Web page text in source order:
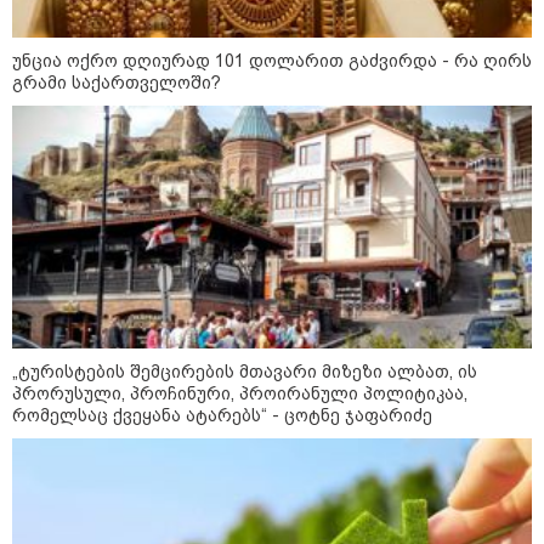
10:29 / 09-08-2026
"ვერასდროს ვიფიქრებდი, რომ
ჩვენი ცხოვრება შენთან ერთად
ასეთ არარომანტიკულ ფაზაში
ქორწინებიდან 18 წლის თავზე
ქმარს ემოციურ "პოსტს" უძღვნის
კატეგორიის ყველა სიახლე
მკითხველის რჩევით
უნცია ოქრო დღიურად 101 დოლარით გაძვირდა - რა ღირს
გრამი საქართველოში?
„ტურისტების შემცირების მთავარი მიზეზი ალბათ, ის
პრორუსული, პროჩინური, პროირანული პოლიტიკაა,
რომელსაც ქვეყანა ატარებს“ - ცოტნე ჯაფარიძე